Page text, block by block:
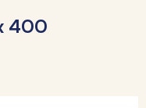
400